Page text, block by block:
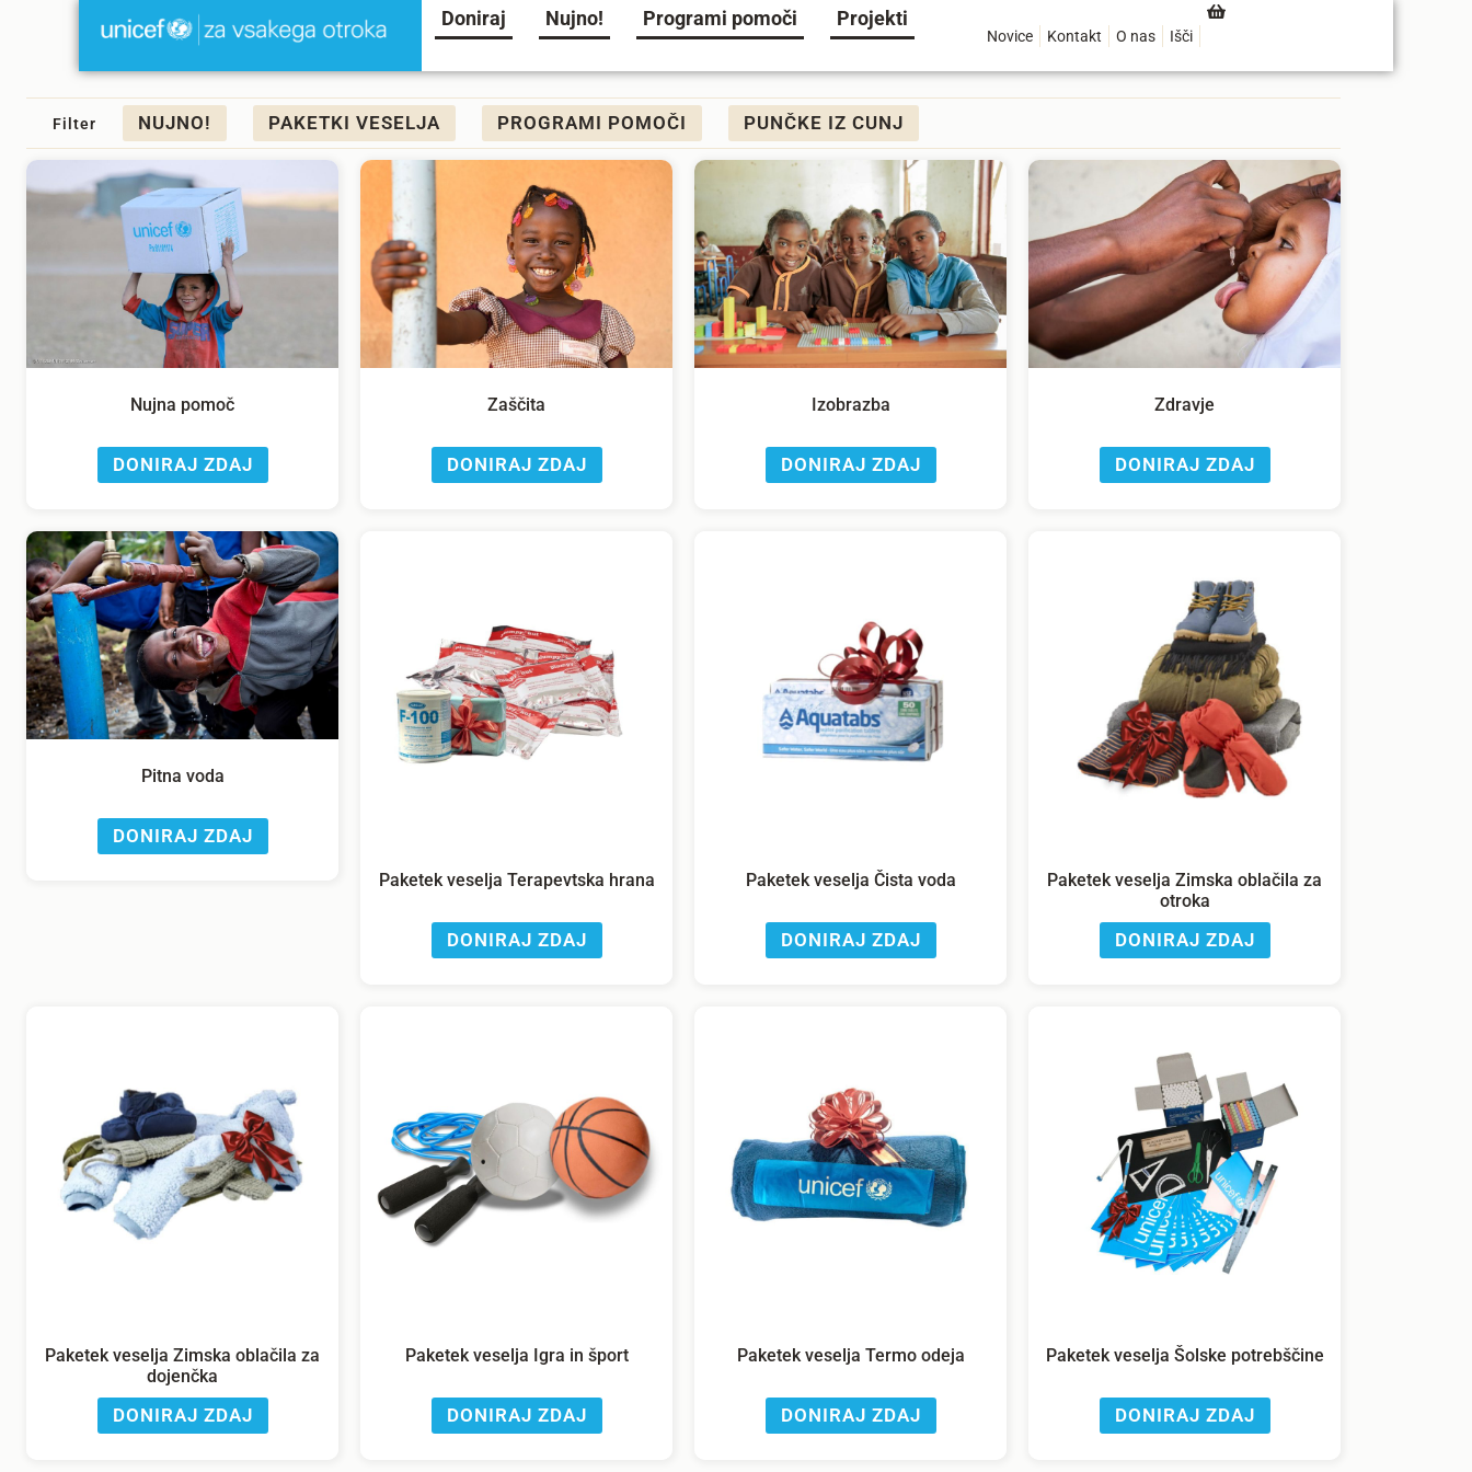
Doniraj Nujno! Programi pomoči Projekti
Novice Kontakt O nas Išči
Filter NUJNO! PAKETKI VESELJA PROGRAMI POMOČI PUNČKE IZ CUNJ
Nujna pomoč
DONIRAJ ZDAJ
Zaščita
DONIRAJ ZDAJ
Izobrazba
DONIRAJ ZDAJ
Zdravje
DONIRAJ ZDAJ
Pitna voda
DONIRAJ ZDAJ
Paketek veselja Terapevtska hrana
DONIRAJ ZDAJ
Paketek veselja Čista voda
DONIRAJ ZDAJ
Paketek veselja Zimska oblačila za
otroka
DONIRAJ ZDAJ
Paketek veselja Zimska oblačila za
dojenčka
DONIRAJ ZDAJ
Paketek veselja Igra in šport
DONIRAJ ZDAJ
Paketek veselja Termo odeja
DONIRAJ ZDAJ
Paketek veselja Šolske potrebščine
DONIRAJ ZDAJ